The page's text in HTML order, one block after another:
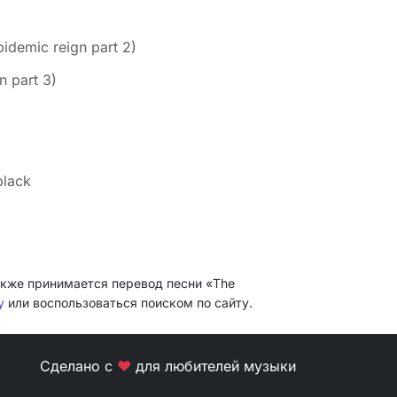
reign part 2)
part 3)
принимается перевод песни «The
или воспользоваться поиском по сайту.
Сделано с ❤ для любителей музыки